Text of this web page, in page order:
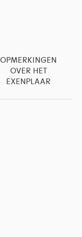
OPMERKINGEN
OVER HET
EXENPLAAR